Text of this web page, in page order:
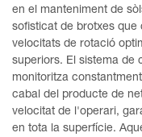
en el manteniment de
sofisticat de brotxes que
velocitats de rotació
superiors. El sistema de
monitoritza
cabal del producte de
velocitat de l'operari,
en tota la superfície.